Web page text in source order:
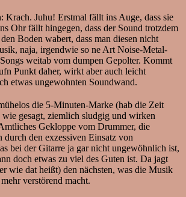
Krach. Juhu! Erstmal fällt ins Auge, dass sie
Ohr fällt hingegen, dass der Sound trotzdem
Boden wabert, dass man diesen nicht
naja, irgendwie so ne Art Noise-Metal-
weitab vom dumpen Gepolter. Kommt
Punkt daher, wirkt aber auch leicht
etwas ungewohnten Soundwand.
die 5-Minuten-Marke (hab die Zeit
gesagt, ziemlich sludgig und wirken
Gekloppe vom Drummer, die
durch den exzessiven Einsatz von
bei der Gitarre ja gar nicht ungewöhnlich ist,
doch etwas zu viel des Guten ist. Da jagt
wie dat heißt) den nächsten, was die Musik
verstörend macht.